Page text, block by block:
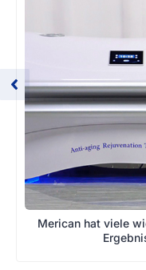
Merican hat viele